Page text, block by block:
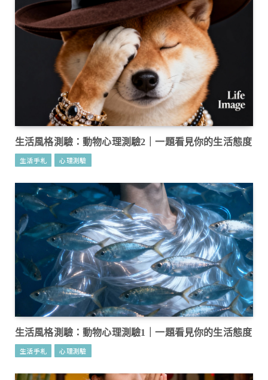
生活風格測驗：動物心理測驗2｜一題看見你的生活態度
生活手札 心理測驗
生活風格測驗：動物心理測驗1｜一題看見你的生活態度
生活手札 心理測驗